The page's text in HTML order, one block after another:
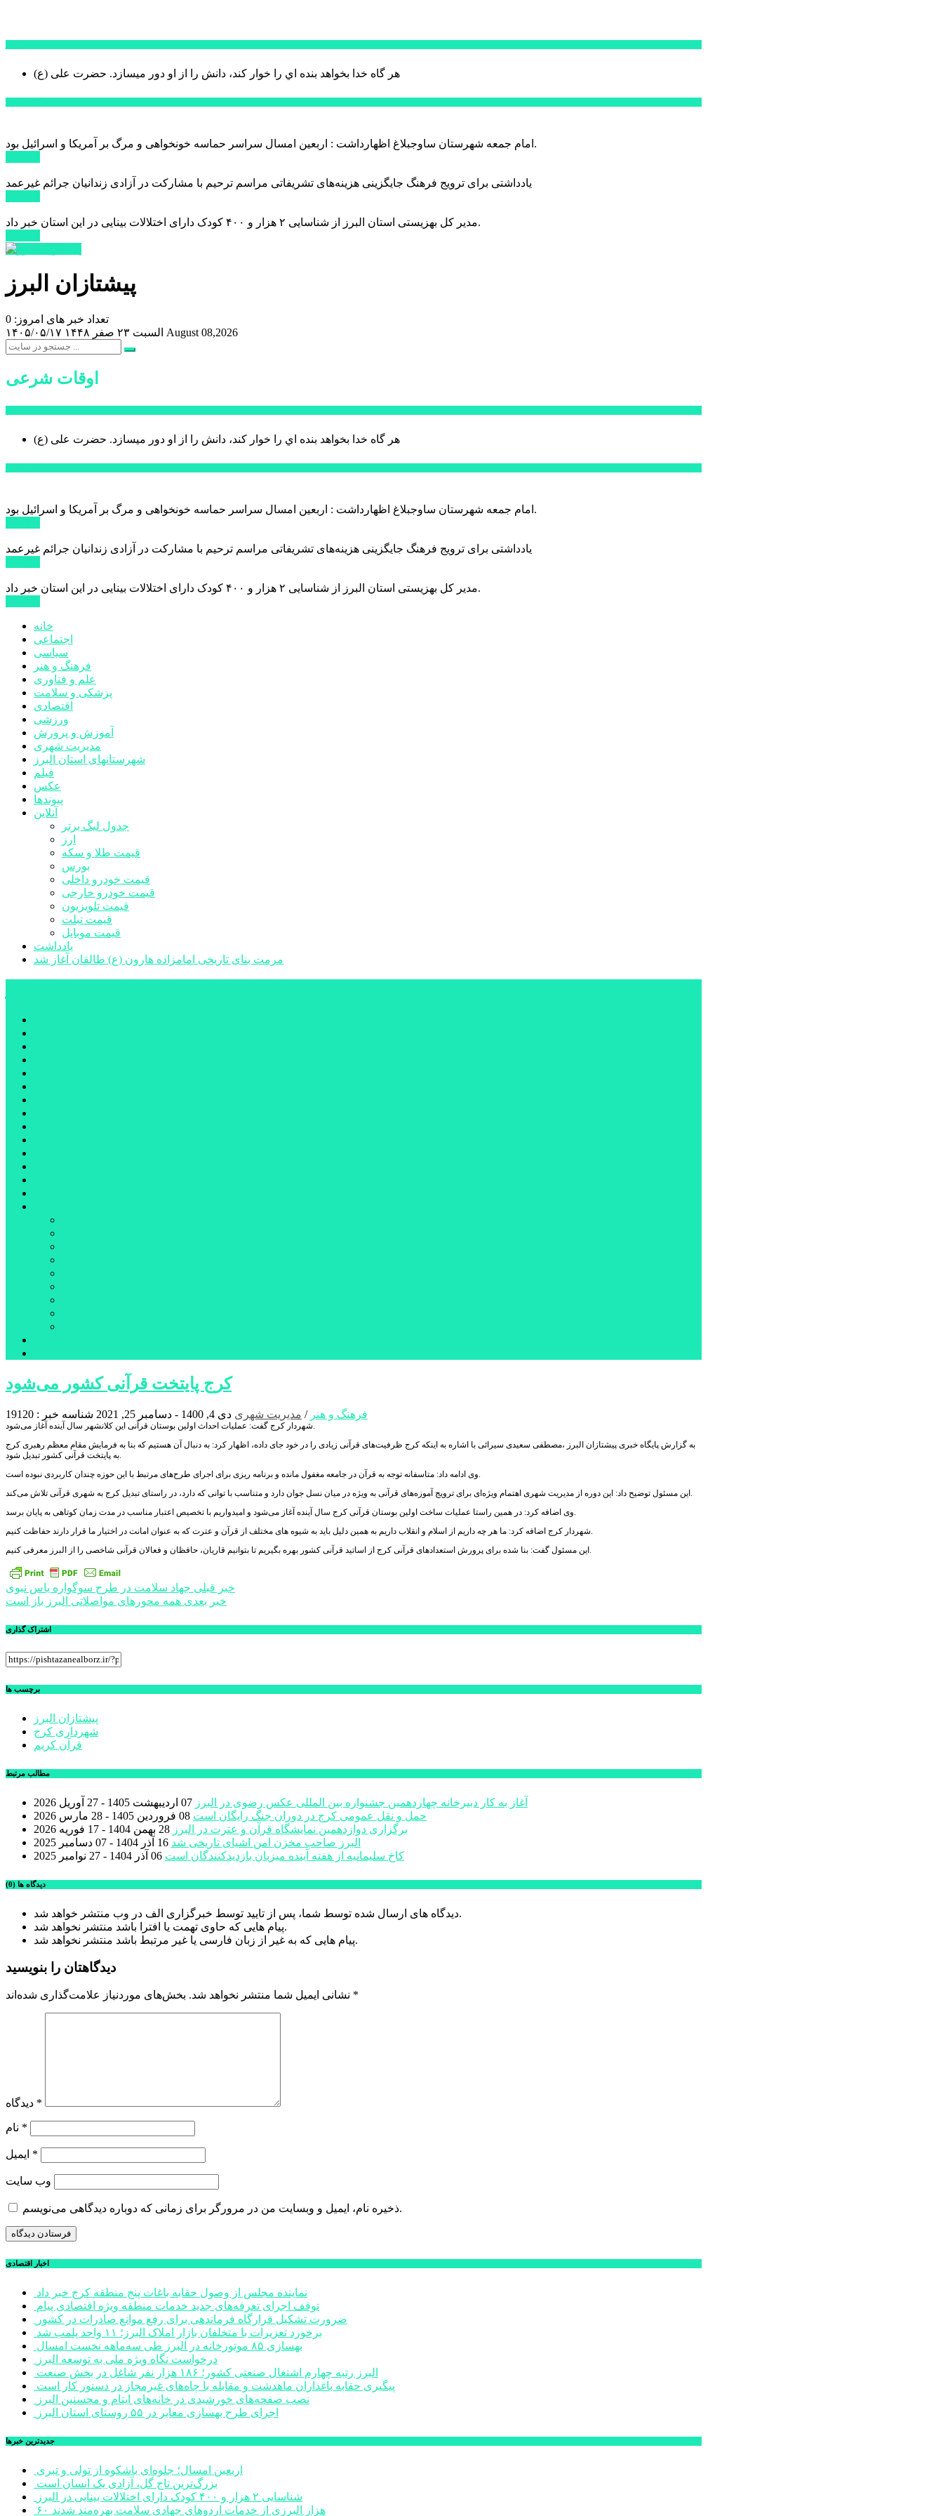
هر گاه خدا بخواهد بنده اي را خوار كند، دانش را از او دور میسازد. حضرت علی (ع)
امام جمعه شهرستان ساوجبلاغ اظهارداشت : اربعین امسال سراسر حماسه خونخواهی و مرگ بر آمریکا و اسرائیل بود.
یادداشتی برای ترویج فرهنگ جایگزینی هزینه‌های تشریفاتی مراسم ترحیم با مشارکت در آزادی زندانیان جرائم غیرعمد
مدیر کل بهزیستی استان البرز از شناسایی ۲ هزار و ۴۰۰ کودک دارای اختلالات بینایی در این استان خبر داد.
پیشتازان البرز
تعداد خبر های امروز: 0
۱۴۰۵/۰۵/۱۷
السبت ۲۳ صفر ۱۴۴۸ August 08,2026
اوقات شرعی
هر گاه خدا بخواهد بنده اي را خوار كند، دانش را از او دور میسازد. حضرت علی (ع)
امام جمعه شهرستان ساوجبلاغ اظهارداشت : اربعین امسال سراسر حماسه خونخواهی و مرگ بر آمریکا و اسرائیل بود.
یادداشتی برای ترویج فرهنگ جایگزینی هزینه‌های تشریفاتی مراسم ترحیم با مشارکت در آزادی زندانیان جرائم غیرعمد
مدیر کل بهزیستی استان البرز از شناسایی ۲ هزار و ۴۰۰ کودک دارای اختلالات بینایی در این استان خبر داد.
خانه
اجتماعی
سیاسی
فرهنگ و هنر
علم و فناوری
پزشکی و سلامت
اقتصادی
ورزشی
آموزش و پرورش
مدیریت شهری
شهرستانهای استان البرز
فیلم
عکس
پیوندها
آنلاین
جدول لیگ برتر
ارز
قیمت طلا و سکه
بورس
قیمت خودرو داخلی
قیمت خودرو خارجی
قیمت تلویزیون
قیمت تبلت
قیمت موبایل
یادداشت
مرمت بنای تاریخی امامزاده هارون (ع) طالقان آغاز شد
کرج پایتخت قرآنی کشور می‌شود
فرهنگ و هنر / مدیریت شهری دی 4, 1400 - دسامبر 25, 2021 شناسه خبر : 19120
شهردار کرج گفت: عملیات احداث اولین بوستان قرآنی این کلانشهر سال آینده آغاز می‌شود.
به گزارش پایگاه خبری پیشتازان البرز ،مصطفی سعیدی سیرائی با اشاره به اینکه کرج ظرفیت‌های قرآنی زیادی را در خود جای داده، اظهار کرد: به دنبال آن هستیم که بنا به فرمایش مقام معظم رهبری کرج
به پایتخت قرآنی کشور تبدیل شود.
وی ادامه داد: متاسفانه توجه به قرآن در جامعه مغفول مانده و برنامه ریزی برای اجرای طرح‌های مرتبط با این حوزه چندان کاربردی نبوده است.
این مسئول توضیح داد: این دوره از مدیریت شهری اهتمام ویژه‌ای برای ترویج آموزه‌های قرآنی به ویژه در میان نسل جوان دارد و متناسب با توانی که دارد، در راستای تبدیل کرج به شهری قرآنی تلاش می‌کند.
وی اضافه کرد: در همین راستا عملیات ساخت اولین بوستان قرآنی کرج سال آینده آغاز می‌شود و امیدواریم با تخصیص اعتبار مناسب در مدت زمان کوتاهی به پایان برسد.
شهردار کرج اضافه کرد: ما هر چه داریم از اسلام و انقلاب داریم به همین دلیل باید به شیوه های مختلف از قرآن و عترت که به عنوان امانت در اختیار ما قرار دارند حفاظت کنیم.
این مسئول گفت: بنا شده برای پرورش استعدادهای قرآنی کرج از اساتید قرآنی کشور بهره بگیریم تا بتوانیم قاریان، حافظان و فعالان قرآنی شاخصی را از البرز معرفی کنیم.
راهبری
نوشته
خبر قبلی جهاد سلامت در طرح سوگواره یاس نبوی
خبر بعدی همه محورهای مواصلاتی البرز باز است
اشتراک گذاری
برچسب ها
پیشتازان البرز
شهرداری کرج
قرآن کریم
مطالب مرتبط
آغاز به کار دبیرخانه چهاردهمین جشنواره بین المللی عکس رضوی در البرز 07 اردیبهشت 1405 - 27 آوریل 2026
حمل و نقل عمومی کرج در دوران جنگ رایگان است 08 فروردین 1405 - 28 مارس 2026
برگزاری دوازدهمین نمایشگاه قرآن و عترت در البرز 28 بهمن 1404 - 17 فوریه 2026
البرز صاحب مخزن امن اشیای تاریخی شد 16 آذر 1404 - 07 دسامبر 2025
کاخ سلیمانیه از هفته آینده میزبان بازدیدکنندگان است 06 آذر 1404 - 27 نوامبر 2025
دیدگاه ها (0)
دیدگاه های ارسال شده توسط شما، پس از تایید توسط خبرگزاری الف در وب منتشر خواهد شد.
پیام هایی که حاوی تهمت یا افترا باشد منتشر نخواهد شد.
پیام هایی که به غیر از زبان فارسی یا غیر مرتبط باشد منتشر نخواهد شد.
دیدگاهتان را بنویسید
نشانی ایمیل شما منتشر نخواهد شد. *
*
*
*
وب‌ سایت
ذخیره نام، ایمیل و وبسایت من در مرورگر برای زمانی که دوباره دیدگاهی می‌نویسم.
اخبار اقتصادی
نماینده مجلس از وصول حقابه باغات پنج منطقه کرج خبر داد
توقف اجرای تعرفه‌های جدید خدمات منطقه ویژه اقتصادی پیام
ضرورت تشکیل قرارگاه فرماندهی برای رفع موانع صادرات در کشور
برخورد تعزیرات با متخلفان بازار املاک البرز؛ ۱۱ واحد پلمب شد
بهسازی ۸۵ موتورخانه در البرز طی سه‌ماهه نخست امسال
درخواست نگاه ویژه ملی به توسعه البرز
البرز رتبه چهارم اشتغال صنعتی کشور؛ ۱۸۶ هزار نفر شاغل در بخش صنعت
پیگیری حقابه باغداران ماهدشت و مقابله با چاه‌های غیرمجاز در دستور کار است
نصب صفحه‌های خورشیدی در خانه‌های ایتام و محسنین البرز
اجرای طرح بهسازی معابر در ۵۵ روستای استان البرز
جديدترين خبرها
اربعین امسال؛ جلوه‌ای باشکوه از تولی و تبری
بزرگ‌ترین تاج گل، آزادی یک انسان است
شناسایی ۲ هزار و ۴۰۰ کودک دارای اختلالات بینایی در البرز
۶۰ هزار البرزی از خدمات اردوهای جهادی سلامت بهره‌مند شدند